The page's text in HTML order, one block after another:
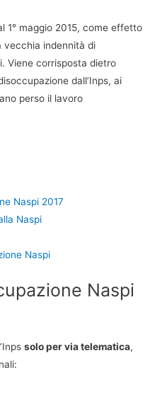
1° maggio 2015, come effetto
vecchia indennità di
Viene corrisposta dietro
dall’Inps, ai
perso il lavoro
Naspi 2017
Naspi
Naspi
Naspi
solo per via telematica,